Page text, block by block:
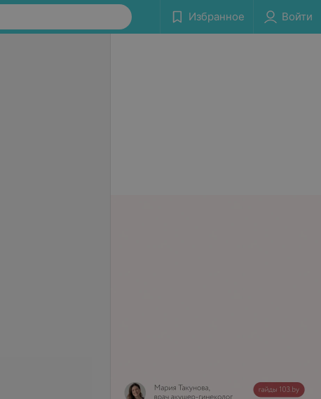
Избранное Войти